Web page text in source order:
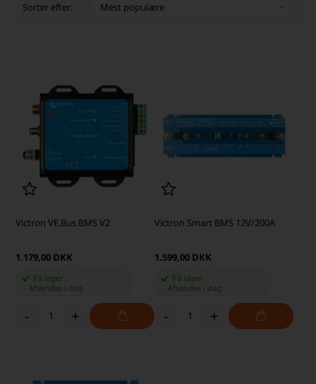
Sorter efter:
Victron VE.Bus BMS V2
1.179,00 DKK
På lager
Afsendes i dag
- +
Victron Smart BMS 12V/200A
1.599,00 DKK
På lager
Afsendes i dag
- +